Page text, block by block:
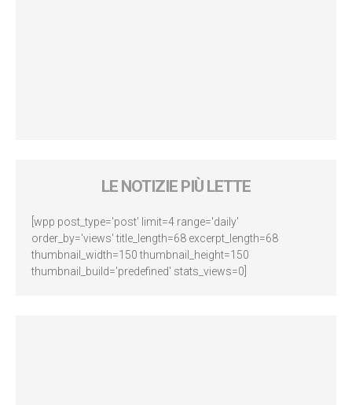
LE NOTIZIE PIÙ LETTE
[wpp post_type='post' limit=4 range='daily'
order_by='views' title_length=68 excerpt_length=68
thumbnail_width=150 thumbnail_height=150
thumbnail_build='predefined' stats_views=0]